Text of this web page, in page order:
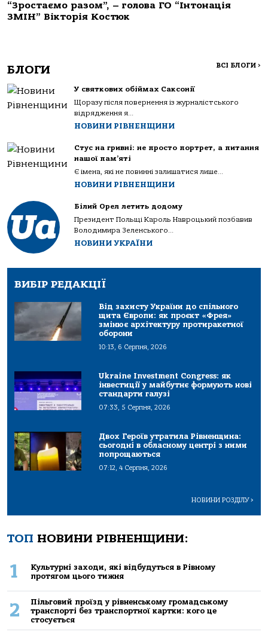
“Зростаємо разом”, – голова ГО “Інтонація
ЗМІН” Вікторія Костюк
БЛОГИ ВСІ БЛОГИ >
У святкових обіймах Саксонії
Щоразу після повернення із журналістського
відрядження я...
НОВИНИ РІВНЕНЩИНИ
Стус на гривні: не просто портрет, а питання
нашої пам’яті
Є імена, які не повинні залишатися лише...
НОВИНИ РІВНЕНЩИНИ
Білий Орел летить додому
Президент Польщі Кароль Навроцький позбавив
Володимира Зеленського...
НОВИНИ УКРАЇНИ
ВИБІР РЕДАКЦІЇ
Від захисту України до спільного
щита Європи: як проєкт «Фрея»
змінює архітектуру протиракетної
оборони
10:13, 6 Серпня, 2026
Ukraine Investment Congress: як
інвестиції у майбутнє формують нові
стандарти галузі
07:33, 5 Серпня, 2026
Двох Героїв утратила Рівненщина:
сьогодні в обласному центрі з ними
попрощаються
07:12, 4 Серпня, 2026
НОВИНИ РОЗДІЛУ>
ТОП НОВИНИ РІВНЕНЩИНИ:
1
Культурні заходи, які відбудуться в Рівному
протягом цього тижня
2
Пільговий проїзд у рівненському громадському
транспорті без транспортної картки: кого це
стосується